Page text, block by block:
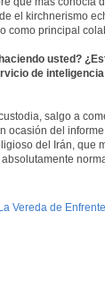
el kirchnerismo
como principal
usted?
de
salgo a
del
del Irán, que
La Vereda de Enfrente